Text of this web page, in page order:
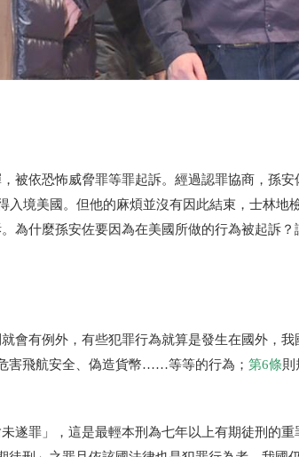
被依恐怖威脅罪等罪起訴。經過認罪協商，孫安
入境美國。但他的麻煩並沒有因此結束，士林地
為什麼孫安佐要因為在美國所做的行為被起訴？
會有例外，有些犯罪行為就算是發生在國外，我
害飛航安全、偽造貨幣……等等的行為； 第6條則
遂罪」，這是最輕本刑為七年以上有期徒刑的重